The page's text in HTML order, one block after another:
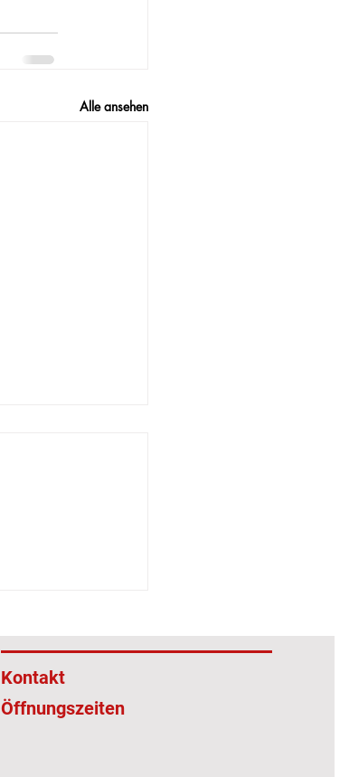
Alle ansehen
Kontakt
Öffnungszeiten